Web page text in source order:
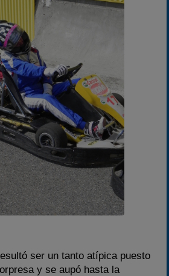
ser un tanto atípica puesto
y se aupó hasta la